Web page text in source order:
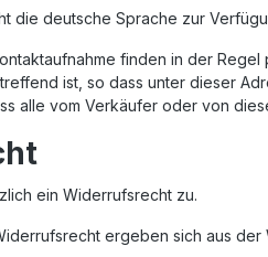
die deutsche Sprache zur
finden in der
ist, so dass unter dieser
alle vom Verkäufer oder von
ein Widerrufsrecht zu.
ergeben sich aus